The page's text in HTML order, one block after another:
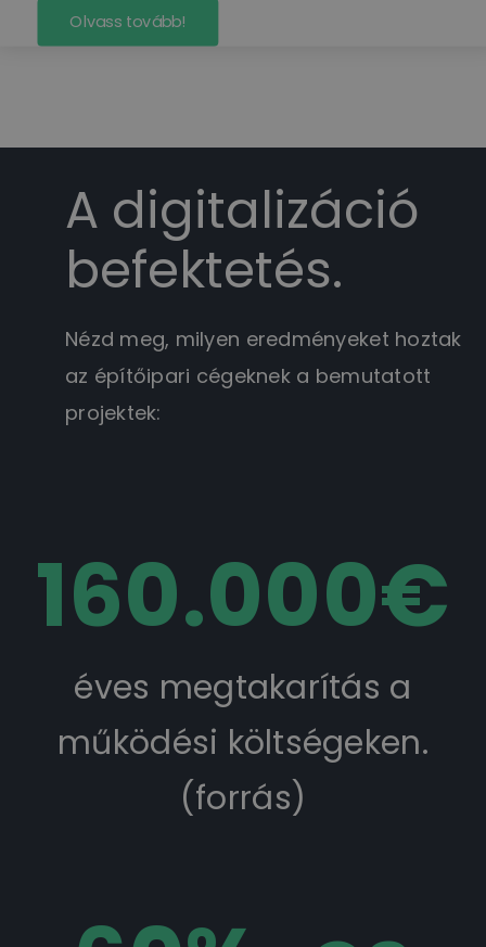
Olvass tovább!
A digitalizáció
befektetés.
Nézd meg, milyen eredményeket hoztak
az építőipari cégeknek a bemutatott
projektek:
160.000€
éves megtakarítás a
működési költségeken.
(forrás)